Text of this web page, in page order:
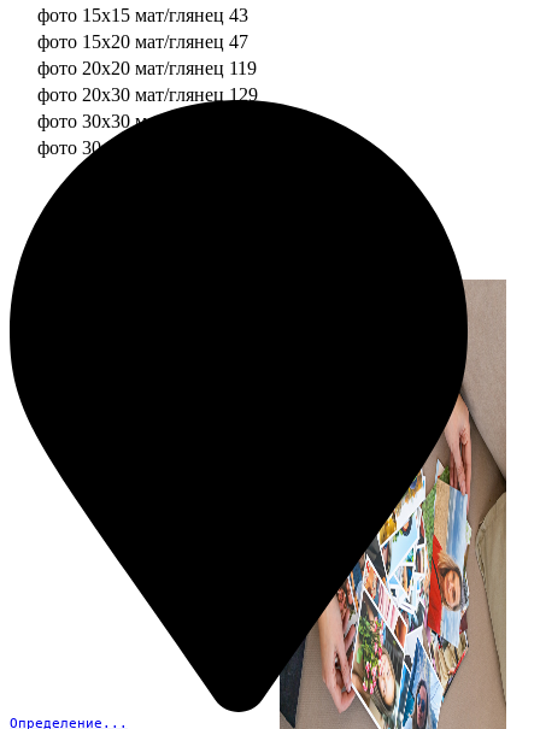
Определение...
фото 15х15 мат/глянец 43
фото 15х20 мат/глянец 47
фото 20х20 мат/глянец 119
фото 20х30 мат/глянец 129
фото 30х30 мат/глянец
фото 30х40 мат/глянец